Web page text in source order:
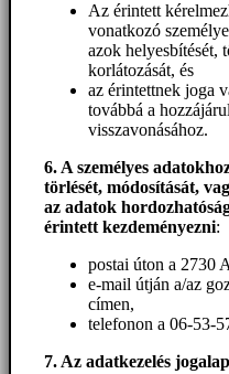
Az érintett
vonatkozó
azok helyesbítését,
korlátozását, és
az érintettnek joga
továbbá a
visszavonásához.
6. A személyes
törlését, módosítását,
az adatok
érintett kezdeményezni:
postai úton a 2730
e-mail útján a/az
címen,
telefonon a 06-53-
7. Az adatkezelés